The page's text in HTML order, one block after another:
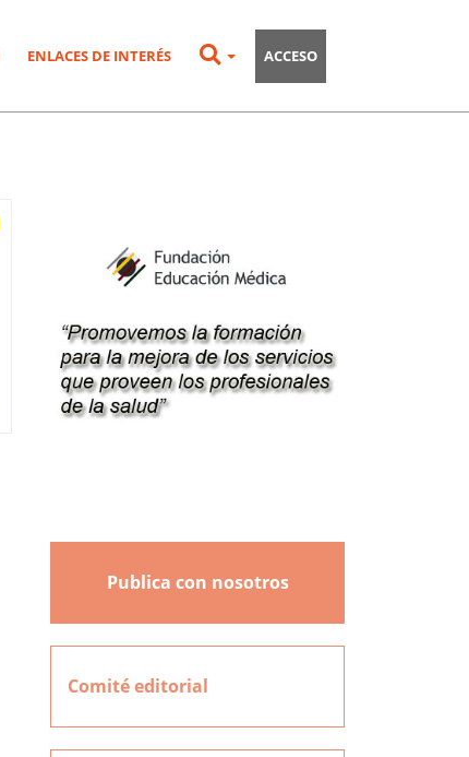
ENLACES DE INTERÉS ACCESO
Publica con nosotros
Comité editorial